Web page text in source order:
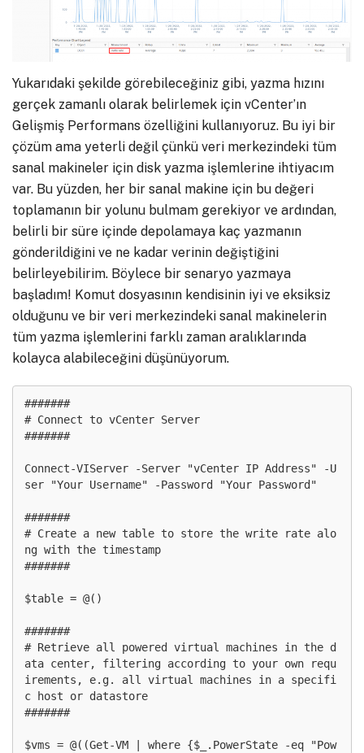
Yukarıdaki şekilde görebileceğiniz gibi, yazma hızını
gerçek zamanlı olarak belirlemek için vCenter’ın
Gelişmiş Performans özelliğini kullanıyoruz. Bu iyi bir
çözüm ama yeterli değil çünkü veri merkezindeki tüm
sanal makineler için disk yazma işlemlerine ihtiyacım
var. Bu yüzden, her bir sanal makine için bu değeri
toplamanın bir yolunu bulmam gerekiyor ve ardından,
belirli bir süre içinde depolamaya kaç yazmanın
gönderildiğini ve ne kadar verinin değiştiğini
belirleyebilirim. Böylece bir senaryo yazmaya
başladım! Komut dosyasının kendisinin iyi ve eksiksiz
olduğunu ve bir veri merkezindeki sanal makinelerin
tüm yazma işlemlerini farklı zaman aralıklarında
kolayca alabileceğini düşünüyorum.
#######
# Connect to vCenter Server
#######
Connect-VIServer -Server "vCenter IP Address" -U
ser "Your Username" -Password "Your Password"
#######
# Create a new table to store the write rate alo
ng with the timestamp
#######
$table = @()
#######
# Retrieve all powered virtual machines in the d
ata center, filtering according to your own requ
irements, e.g. all virtual machines in a specifi
c host or datastore
#######
$vms = @((Get-VM | where {$_.PowerState -eq "Pow